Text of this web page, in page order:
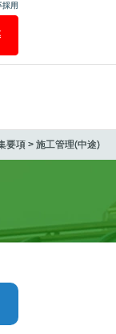
用
要項 > 施工管理(中途)